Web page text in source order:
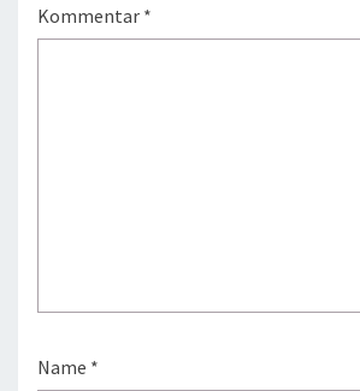
Kommentar *
Name *